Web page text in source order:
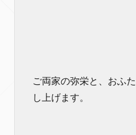
ご両家の弥栄と、おふ
し上げます。